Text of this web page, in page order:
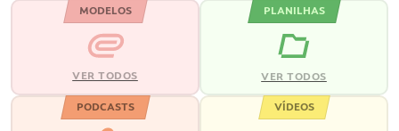
MODELOS
VER TODOS
PLANILHAS
VER TODOS
PODCASTS VÍDEOS